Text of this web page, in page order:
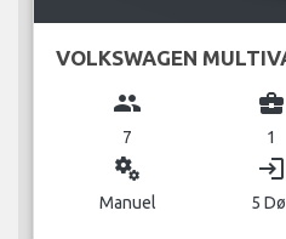
VOLKSWAGEN
group
7
business_center
1
miscellaneous_services
Manuel
login
5